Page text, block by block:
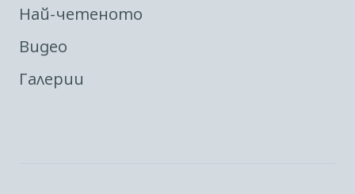
Най-четеното
Видео
Галерии